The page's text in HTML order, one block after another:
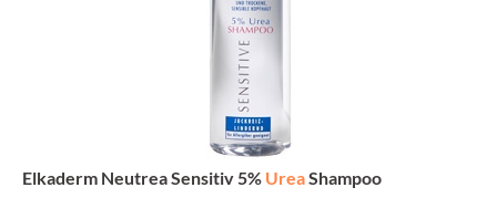
Elkaderm Neutrea Sensitiv 5% UreaShampoo